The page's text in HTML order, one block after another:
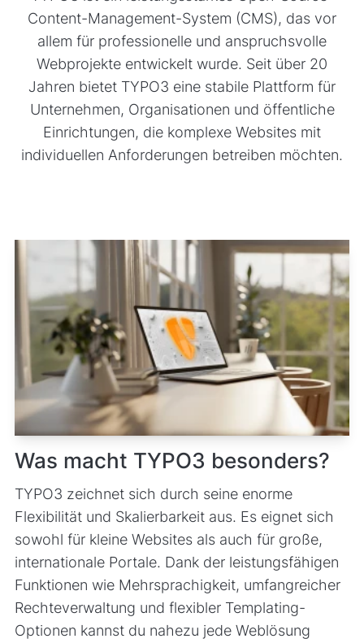
Content-Management-System (CMS), das vor
allem für professionelle und anspruchsvolle
Webprojekte entwickelt wurde. Seit über 20
Jahren bietet TYPO3 eine stabile Plattform für
Unternehmen, Organisationen und öffentliche
Einrichtungen, die komplexe Websites mit
individuellen Anforderungen betreiben möchten.
Was macht TYPO3 besonders?
TYPO3 zeichnet sich durch seine enorme
Flexibilität und Skalierbarkeit aus. Es eignet sich
sowohl für kleine Websites als auch für große,
internationale Portale. Dank der leistungsfähigen
Funktionen wie Mehrsprachigkeit, umfangreicher
Rechteverwaltung und flexibler Templating-
Optionen kannst du nahezu jede Weblösung